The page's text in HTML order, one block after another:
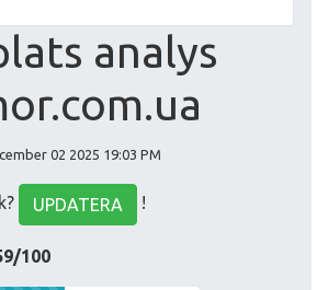
analys
02 2025 19:03 PM
UPDATERA !
100